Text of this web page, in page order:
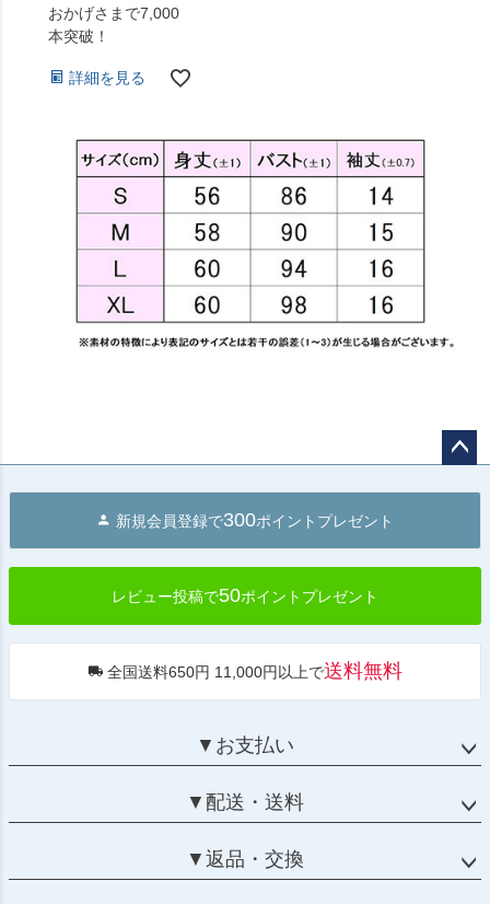
おかげさまで7,000
本突破！
詳細を見る
へ
新規会員登録で300ポイントプレゼント
レビュー投稿で50ポイントプレゼント
全国送料650円 11,000円以上で送料無料
▼お支払い
▼配送・送料
▼返品・交換